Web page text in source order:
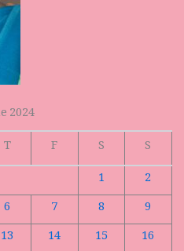
2024
T F S
S
1
2
6 7 8
9
13 14 15
16